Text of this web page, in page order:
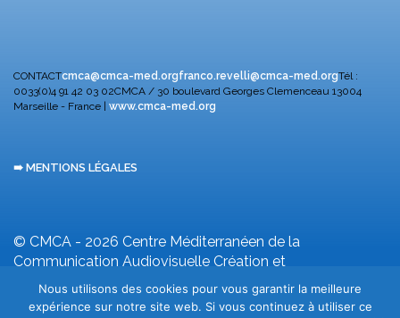
CONTACTcmca@cmca-med.orgfranco.revelli@cmca-med.orgTél :
0033(0)4 91 42 03 02CMCA / 30 boulevard Georges Clemenceau 13004
Marseille - France | www.cmca-med.org
➠ MENTIONS LÉGALES
© CMCA - 2026 Centre Méditerranéen de la
Communication Audiovisuelle Création et
développement F. Revelli
Nous utilisons des cookies pour vous garantir la meilleure
expérience sur notre site web. Si vous continuez à utiliser ce